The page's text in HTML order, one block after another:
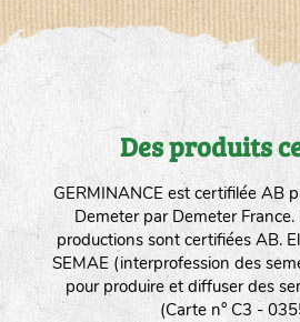
Des produits
GERMINANCE est certifilée AB
Demeter par Demeter
productions sont certifiées AB.
SEMAE (interprofession des
pour produire et diffuser des
(Carte n° C3 -